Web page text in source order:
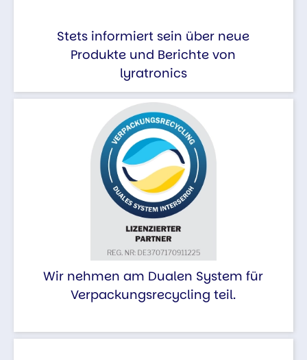
Stets informiert sein über neue
Produkte und Berichte von
lyratronics
Wir nehmen am Dualen System für
Verpackungsrecycling teil.